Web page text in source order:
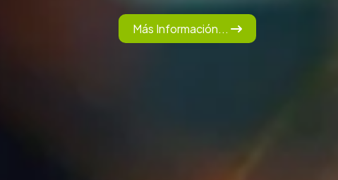
Más Información...